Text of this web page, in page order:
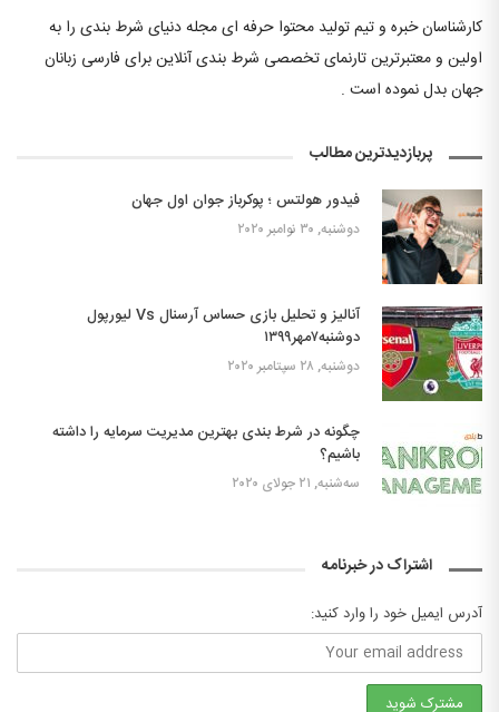
کارشناسان خبره و تیم تولید محتوا حرفه ای مجله دنیای شرط بندی را به
اولین و معتبرترین تارنمای تخصصی شرط بندی آنلاین برای فارسی زبانان
جهان بدل نموده است .
پربازدیدترین مطالب
فیدور هولتس ؛ پوکرباز جوان اول جهان
دوشنبه, ۳۰ نوامبر ۲۰۲۰
آنالیز و تحلیل بازی حساس آرسنال Vs لیورپول
دوشنبه۷مهر۱۳۹۹
دوشنبه, ۲۸ سپتامبر ۲۰۲۰
چگونه در شرط بندی بهترین مدیریت سرمایه را داشته
باشیم؟
سه‌شنبه, ۲۱ جولای ۲۰۲۰
اشتراک در خبرنامه
آدرس ایمیل خود را وارد کنید: